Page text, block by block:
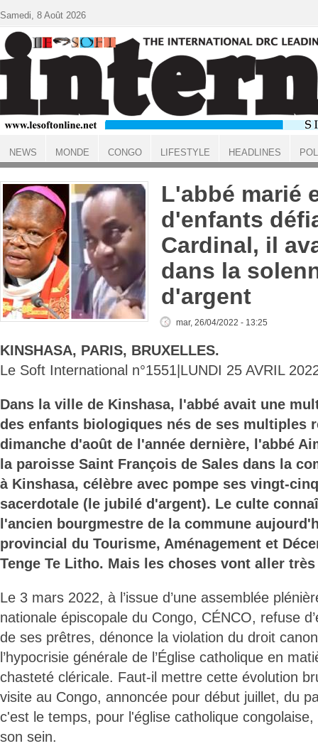
ACCUEIL
L'abbé marié
d'enfants
Cardinal, il
dans la
d'argent
mar, 26/04/2022 - 13:25
KINSHASA, PARIS, BRUXELLES.
Le Soft International n°1551|LUNDI 25 AVRIL
Dans la ville de Kinshasa, l'abbé avait une
des enfants biologiques nés de ses multiples
dimanche d'août de l'année dernière, l'abbé
la paroisse Saint François de Sales dans la
à Kinshasa, célèbre avec pompe ses vingt-
sacerdotale (le jubilé d'argent). Le culte
l'ancien bourgmestre de la commune
provincial du Tourisme, Aménagement et
Tenge Te Litho. Mais les choses vont aller
Le 3 mars 2022, à l’issue d’une assemblée
nationale épiscopale du Congo, CÉNCO, refuse
de ses prêtres, dénonce la violation du droit
l’hypocrisie générale de l’Église catholique en
chasteté cléricale. Faut-il mettre cette évolution
visite au Congo, annoncée pour début juillet, du
c'est le temps, pour l'église catholique
son sein.
Samedi, 8 Août 2026
NEWS MONDE CONGO LIFESTYLE HEADLINES